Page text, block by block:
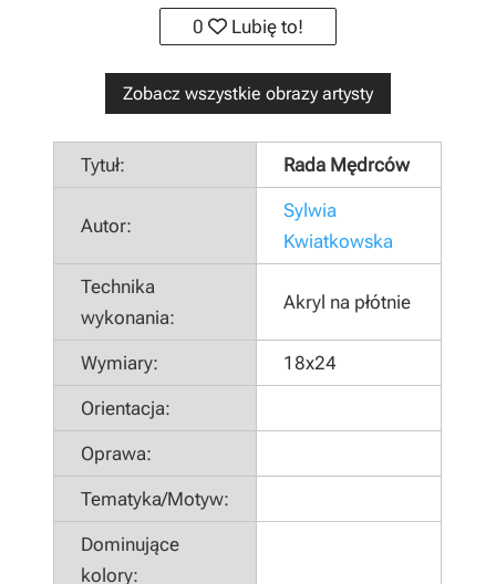
0 Lubię to!
Zobacz wszystkie obrazy artysty
Tytuł: Rada Mędrców
Autor:
Sylwia
Kwiatkowska
Technika
wykonania:
Akryl na płótnie
Wymiary: 18x24
Orientacja:
Oprawa:
Tematyka/Motyw:
Dominujące
kolory: